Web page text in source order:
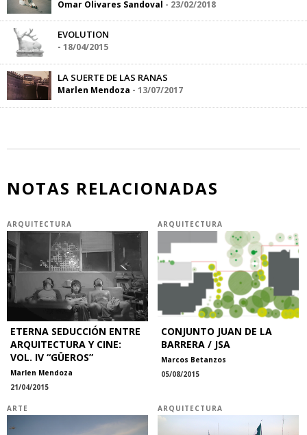
Omar Olivares Sandoval - 23/02/2018
EVOLUTION
- 18/04/2015
LA SUERTE DE LAS RANAS
Marlen Mendoza - 13/07/2017
NOTAS RELACIONADAS
ARQUITECTURA
ETERNA SEDUCCIÓN ENTRE
ARQUITECTURA Y CINE:
VOL. IV “GÜEROS”
Marlen Mendoza
21/04/2015
ARQUITECTURA
CONJUNTO JUAN DE LA
BARRERA / JSA
Marcos Betanzos
05/08/2015
ARTE ARQUITECTURA